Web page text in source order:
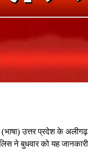
उत्तर प्रदेश के
ने बुधवार को यह